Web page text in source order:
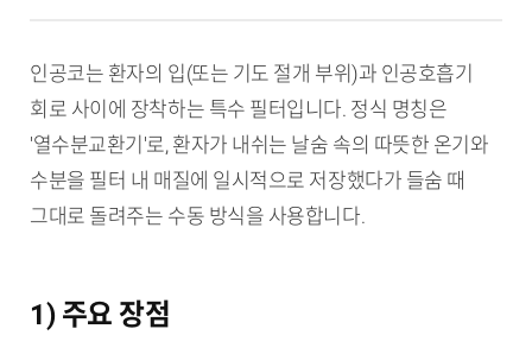
인공코는 환자의 입(또는 기도 절개 부위)과 인공호흡기
회로 사이에 장착하는 특수 필터입니다. 정식 명칭은
'열수분교환기'로, 환자가 내쉬는 날숨 속의 따뜻한 온기와
수분을 필터 내 매질에 일시적으로 저장했다가 들숨 때
그대로 돌려주는 수동 방식을 사용합니다.
1) 주요 장점